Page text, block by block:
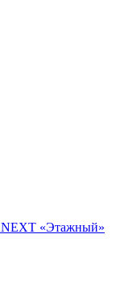
«Этажный»